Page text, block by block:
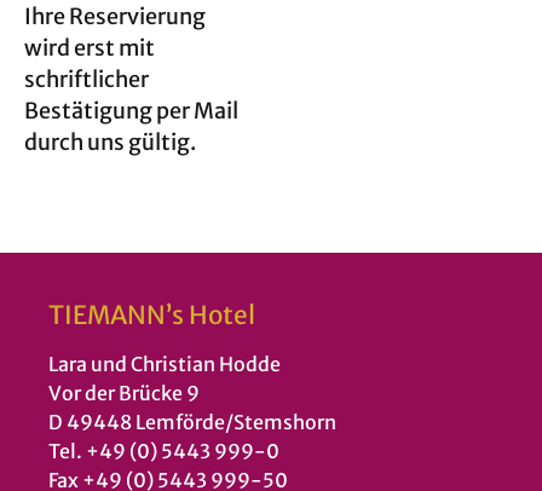
Ihre Reservierung
wird erst mit
schriftlicher
Bestätigung per Mail
durch uns gültig.
TIEMANN’s Hotel
Lara und Christian Hodde
Vor der Brücke 9
D 49448 Lemförde/Stemshorn
Tel. +49 (0) 5443 999-0
Fax +49 (0) 5443 999-50